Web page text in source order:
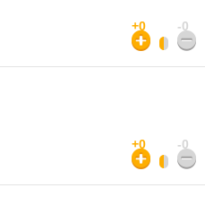
+0 -0
+0 -0